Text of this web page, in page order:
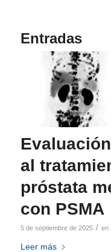
Entradas
al
próstata
con PSMA
5 de septiembre de 2025 / en
Leer más